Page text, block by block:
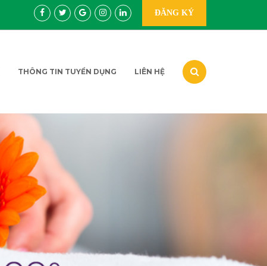
ĐĂNG KÝ
THÔNG TIN TUYỂN DỤNG LIÊN HỆ